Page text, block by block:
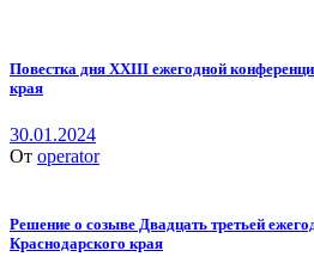
Повестка дня XXIII ежегодной
края
30.01.2024
От operator
Решение о созыве Двадцать третьей
Краснодарского края